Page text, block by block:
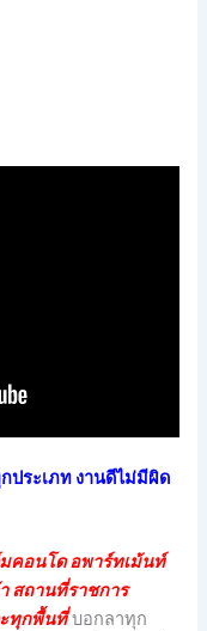
ประเภท งานดีไม่มีผิด
คอนโด อพาร์ทเม้นท์
สถานที่ราชการ
ะทุกพื้นที่บอกลาทุก